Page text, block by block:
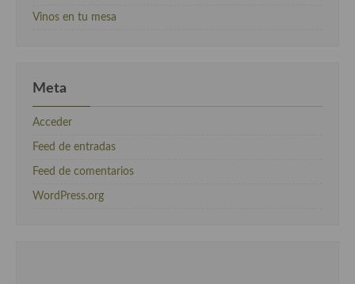
Vinos en tu mesa
Meta
Acceder
Feed de entradas
Feed de comentarios
WordPress.org